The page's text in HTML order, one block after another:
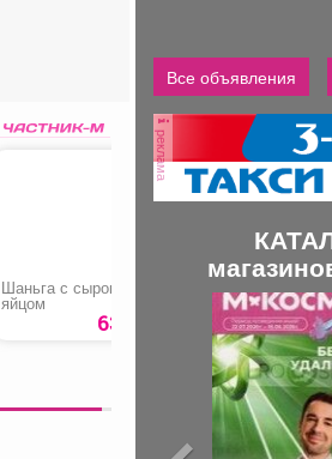
Шаньга с сыром и
яйцом
63 руб.
«Эконом»
300
Все объявления
реклама